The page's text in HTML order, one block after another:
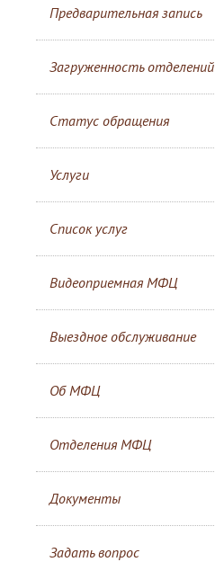
Предварительная запись
Загруженность отделений
Статус обращения
Услуги
Список услуг
Видеоприемная МФЦ
Выездное обслуживание
Об МФЦ
Отделения МФЦ
Документы
Задать вопрос